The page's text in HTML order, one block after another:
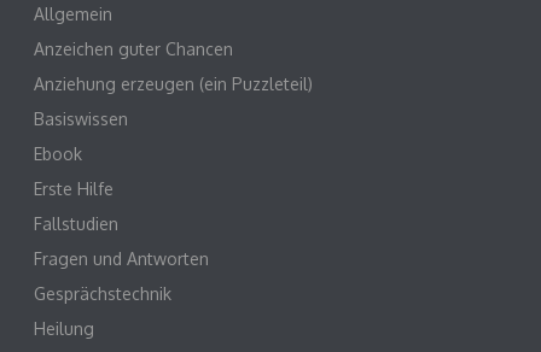
Allgemein
Anzeichen guter Chancen
Anziehung erzeugen (ein Puzzleteil)
Basiswissen
Ebook
Erste Hilfe
Fallstudien
Fragen und Antworten
Gesprächstechnik
Heilung